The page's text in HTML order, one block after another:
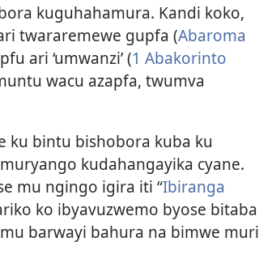
kuguhahamura. Kandi koko,
twararemewe gupfa (Abaroma
ari ‘umwanzi’ (1 Abakorinto
wacu azapfa, twumva
ku bintu bishobora kuba ku
kudahangayika cyane.
mu ngingo igira iti “Ibiranga
ko ibyavuzwemo byose bitaba
barwayi bahura na bimwe muri